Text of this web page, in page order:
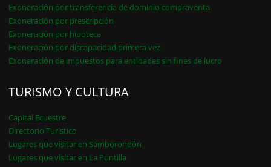
Exoneración por transferencia de dominio compraventa
Exoneración por prescripción
Exoneración por hipoteca
Exoneración por discapacidad primera vez
Exoneración de impuestos para entidades sin fines de lucro
TURISMO Y CULTURA
Capital Ecuestre
Directorio Turístico
Lugares que visitar en Samborondón
Lugares que visitar en La Puntilla